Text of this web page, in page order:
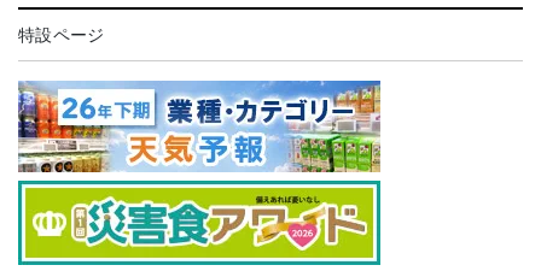
特設ページ